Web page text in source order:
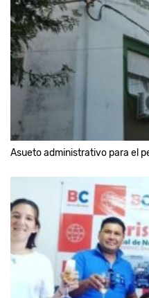
Asueto administrativo para el